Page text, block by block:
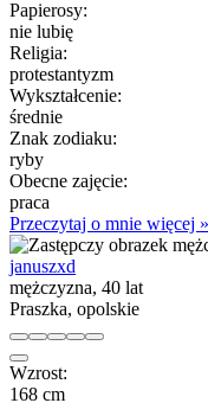
Papierosy:
nie lubię
Religia:
protestantyzm
Wykształcenie:
średnie
Znak zodiaku:
ryby
Obecne zajęcie:
praca
Przeczytaj o mnie więcej »
januszxd
mężczyzna, 40 lat
Praszka, opolskie
Wzrost:
168 cm